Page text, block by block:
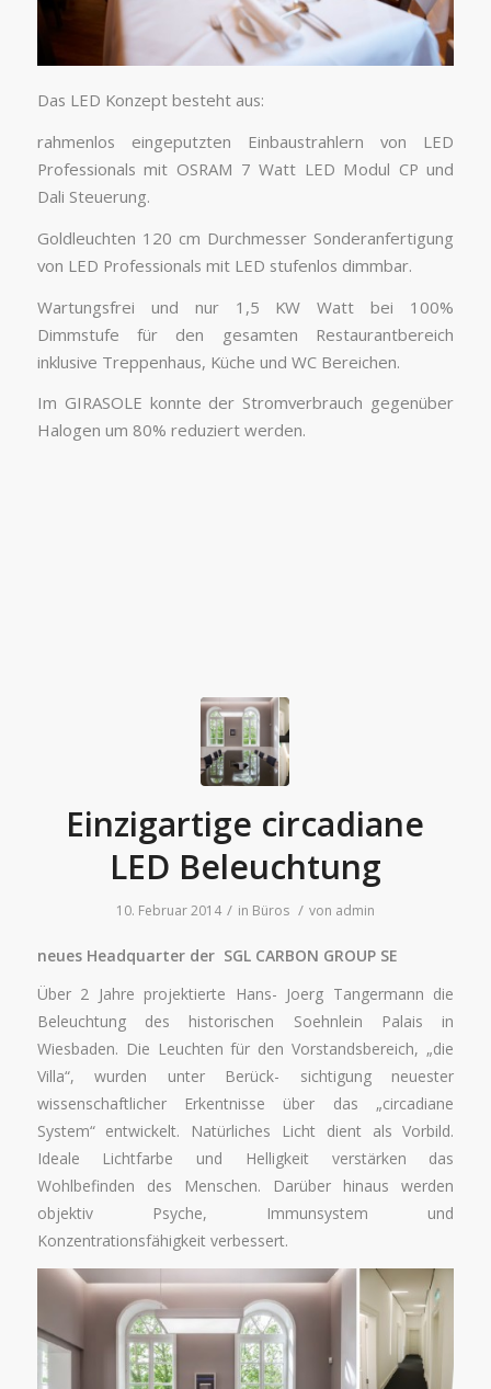
Das LED Konzept besteht aus:
rahmenlos eingeputzten Einbaustrahlern von LED
Professionals mit OSRAM 7 Watt LED Modul CP und
Dali Steuerung.
Goldleuchten 120 cm Durchmesser Sonderanfertigung
von LED Professionals mit LED stufenlos dimmbar.
Wartungsfrei und nur 1,5 KW Watt bei 100%
Dimmstufe für den gesamten Restaurantbereich
inklusive Treppenhaus, Küche und WC Bereichen.
Im GIRASOLE konnte der Stromverbrauch gegenüber
Halogen um 80% reduziert werden.
Einzigartige circadiane
LED Beleuchtung
10. Februar 2014 / in Büros / von admin
neues Headquarter der SGL CARBON GROUP SE
Über 2 Jahre projektierte Hans- Joerg Tangermann die
Beleuchtung des historischen Soehnlein Palais in
Wiesbaden. Die Leuchten für den Vorstandsbereich, „die
Villa“, wurden unter Berück- sichtigung neuester
wissenschaftlicher Erkentnisse über das „circadiane
System“ entwickelt. Natürliches Licht dient als Vorbild.
Ideale Lichtfarbe und Helligkeit verstärken das
Wohlbefinden des Menschen. Darüber hinaus werden
objektiv Psyche, Immunsystem und
Konzentrationsfähigkeit verbessert.